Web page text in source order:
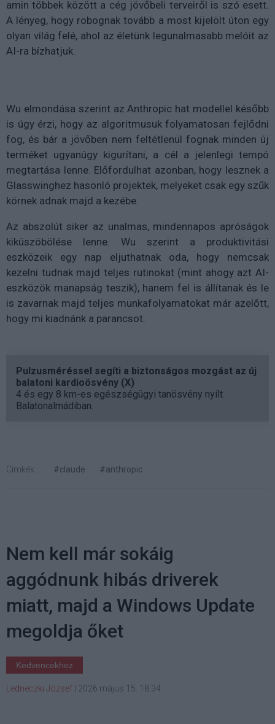
amin többek között a cég jövőbeli terveiről is szó esett.
A lényeg, hogy robognak tovább a most kijelölt úton egy
olyan világ felé, ahol az életünk legunalmasabb melóit az
AI-ra bízhatjuk.
Wu elmondása szerint az Anthropic hat modellel később
is úgy érzi, hogy az algoritmusuk folyamatosan fejlődni
fog, és bár a jövőben nem feltétlenül fognak minden új
terméket ugyanúgy kigurítani, a cél a jelenlegi tempó
megtartása lenne. Előfordulhat azonban, hogy lesznek a
Glasswinghez hasonló projektek, melyeket csak egy szűk
körnek adnak majd a kezébe.
Az abszolút siker az unalmas, mindennapos apróságok
kiküszöbölése lenne. Wu szerint a produktivitási
eszközeik egy nap eljuthatnak oda, hogy nemcsak
kezelni tudnak majd teljes rutinokat (mint ahogy azt AI-
eszközök manapság teszik), hanem fel is állítanak és le
is zavarnak majd teljes munkafolyamatokat már azelőtt,
hogy mi kiadnánk a parancsot.
Pulzusméréssel segíti a biztonságos mozgást az új
balatoni kardioösvény (X)
4 és egy 8 km-es egészségügyi tanösvény nyílt
Balatonalmádiban.
Címkék: #claude #anthropic
Nem kell már sokáig
aggódnunk hibás driverek
miatt, majd a Windows Update
megoldja őket
Kedvencekhez
Ledneczki József 2026 május 15. 18:34